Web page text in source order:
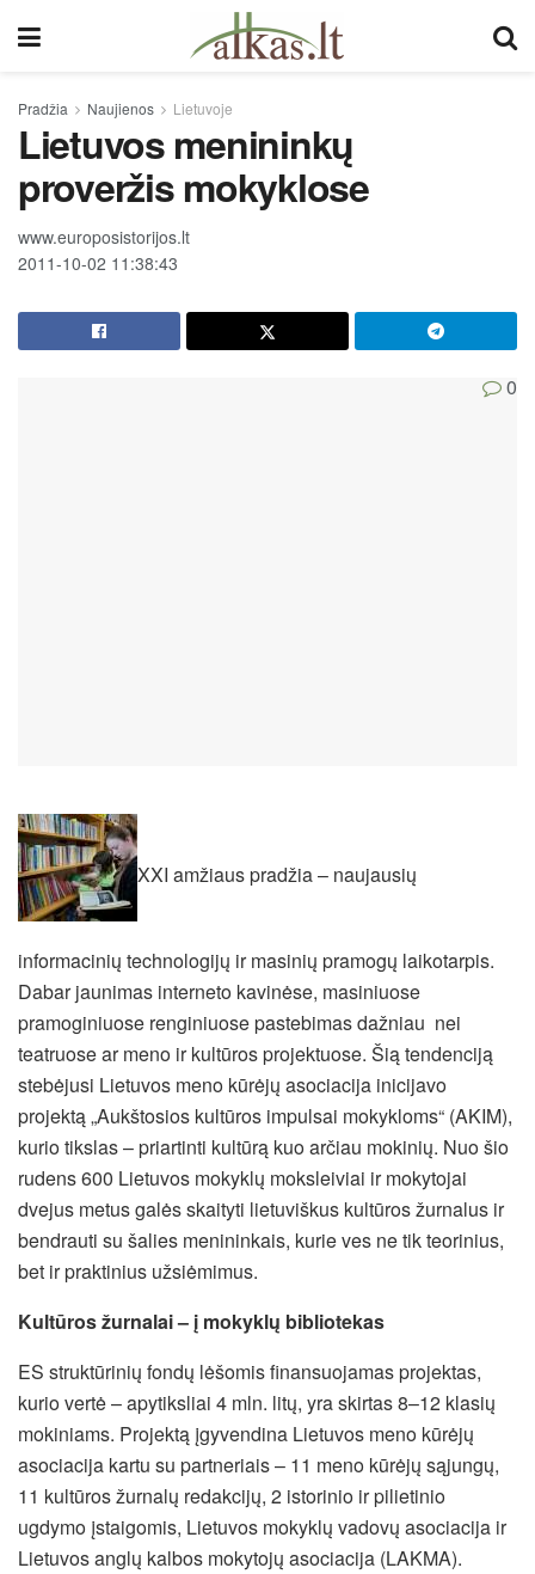
Pradžia Naujienos Lietuvoje
Lietuvos menininkų
proveržis mokyklose
www.europosistorijos.lt
2011-10-02 11:38:43
0
XXI amžiaus pradžia – naujausių
informacinių technologijų ir masinių pramogų laikotarpis.
Dabar jaunimas interneto kavinėse, masiniuose
pramoginiuose renginiuose pastebimas dažniau nei
teatruose ar meno ir kultūros projektuose. Šią tendenciją
stebėjusi Lietuvos meno kūrėjų asociacija inicijavo
projektą „Aukštosios kultūros impulsai mokykloms“ (AKIM),
kurio tikslas – priartinti kultūrą kuo arčiau mokinių. Nuo šio
rudens 600 Lietuvos mokyklų moksleiviai ir mokytojai
dvejus metus galės skaityti lietuviškus kultūros žurnalus ir
bendrauti su šalies menininkais, kurie ves ne tik teorinius,
bet ir praktinius užsiėmimus.
Kultūros žurnalai – į mokyklų bibliotekas
ES struktūrinių fondų lėšomis finansuojamas projektas,
kurio vertė – apytiksliai 4 mln. litų, yra skirtas 8–12 klasių
mokiniams. Projektą įgyvendina Lietuvos meno kūrėjų
asociacija kartu su partneriais – 11 meno kūrėjų sąjungų,
11 kultūros žurnalų redakcijų, 2 istorinio ir pilietinio
ugdymo įstaigomis, Lietuvos mokyklų vadovų asociacija ir
Lietuvos anglų kalbos mokytojų asociacija (LAKMA).